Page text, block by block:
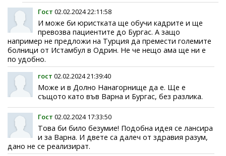
Гост 02.02.2024 22:11:58
И може би юристката ще обучи кадрите и ще
превозва пациентите до Бургас. А защо
например не предложи на Турция да премести големите
болници от Истамбул в Одрин. Не че нещо ама ще ни е
по удобно.
гост 02.02.2024 21:39:40
Може и в Долно Нанагорнище да е. Ще е
същото като във Варна и Бургас, без разлика.
Гост 02.02.2024 17:33:50
Това би било безумие! Подобна идея се лансира
и за Варна. И двете са далеч от здравия разум,
дано не се реализират.